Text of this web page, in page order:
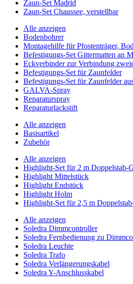
Zaun-Set Madrid
Zaun-Set Chaussee, verstellbar
Alle anzeigen
Bodenbohrer
Montagehilfe für Pfostenträger,
Befestigungs-Set Gittermatten an
Eckverbinder zur Verbindung
Befestigungs-Set für Zaunfelder
Befestigungs-Set für Zaunfelder
GALVA-Spray
Reparaturspray
Reparaturlackstift
Alle anzeigen
Basisartikel
Zubehör
Alle anzeigen
Highlight-Set für 2 m Doppelstab-
Highlight Mittelstück
Highlight Endstück
Highlight Holm
Highlight-Set für 2,5 m
Alle anzeigen
Soledra Dimmcontroller
Soledra Fernbedienung zu
Soledra Leuchte
Soledra Trafo
Soledra Verlängerungskabel
Soledra Y-Anschlusskabel